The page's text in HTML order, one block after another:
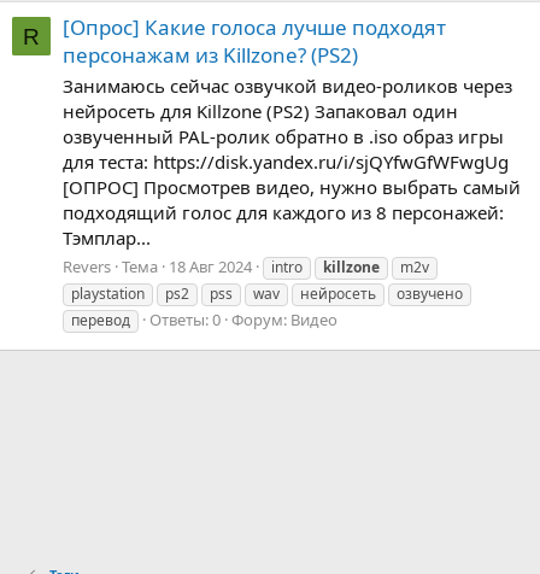
R
[Опрос] Какие голоса лучше подходят
персонажам из Killzone? (PS2)
Занимаюсь сейчас озвучкой видео-роликов через
нейросеть для Killzone (PS2) Запаковал один
озвученный PAL-ролик обратно в .iso образ игры
для теста: https://disk.yandex.ru/i/sjQYfwGfWFwgUg
[ОПРОС] Просмотрев видео, нужно выбрать самый
подходящий голос для каждого из 8 персонажей:
Тэмплар...
Revers Тема 18 Авг 2024 intro killzone
m2v
playstation
ps2 pss wav нейросеть
озвучено
перевод
Ответы: 0 Форум: Видео